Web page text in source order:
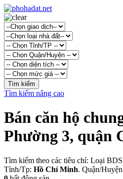
Tìm kiếm nâng cao
Bán căn hộ
Phường 3, quận
Tìm kiếm theo các tiêu chí: Loại
Tỉnh/Tp: Hồ Chí Minh. Quận/